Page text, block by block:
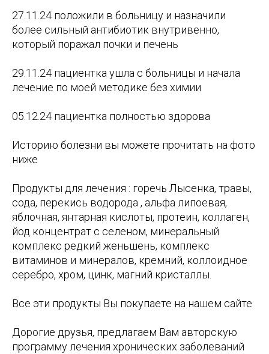
27.11.24 положили в больницу и назначили
более сильный антибиотик внутривенно,
который поражал почки и печень
29.11.24 пациентка ушла с больницы и начала
лечение по моей методике без химии
05.12.24 пациентка полностью здорова
Историю болезни вы можете прочитать на фото
ниже
Продукты для лечения : горечь Лысенка, травы,
сода, перекись водорода , альфа липоевая,
яблочная, янтарная кислоты, протеин, коллаген,
йод концентрат с селеном, минеральный
комплекс редкий женьшень, комплекс
витаминов и минералов, кремний, коллоидное
серебро, хром, цинк, магний кристаллы.
Все эти продукты Вы покупаете на нашем сайте
Дорогие друзья, предлагаем Вам авторскую
программу лечения хронических заболеваний